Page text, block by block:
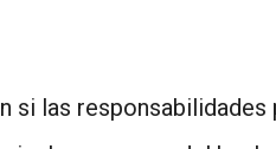
si las